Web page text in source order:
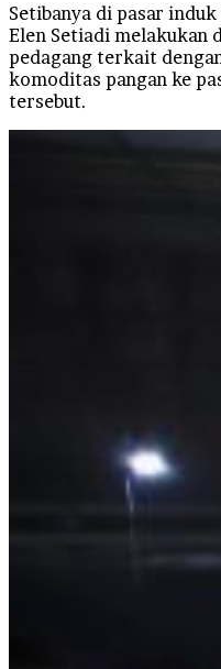
Setibanya di pasar
Elen Setiadi melakukan
pedagang terkait
komoditas pangan ke
tersebut.